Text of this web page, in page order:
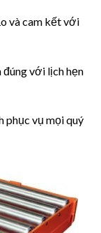
và cam kết với
đúng với lịch hẹn
phục vụ mọi quý